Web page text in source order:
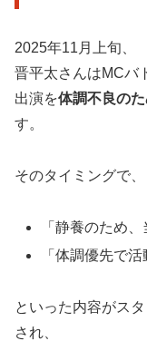
2025年11月上旬、
晋平太さんはMCバ
出演を体調不良の
す。
そのタイミングで、
「静養のため
「体調優先で
といった内容がス
され、